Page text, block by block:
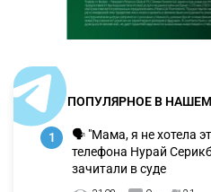
ПОПУЛЯРНОЕ В НАШЕМ
1
🗣 "Мама, я не хотела
телефона Нурай
зачитали в суде